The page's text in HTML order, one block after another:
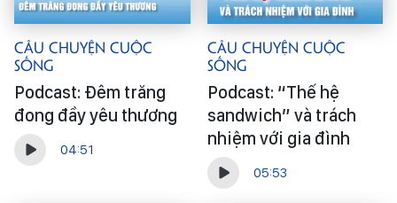
Câu Chuyện Cuộc
Sống
Podcast: Đêm trăng
đong đầy yêu thương
04:51
Câu Chuyện Cuộc
Sống
Podcast: “Thế hệ
sandwich” và trách
nhiệm với gia đình
05:53